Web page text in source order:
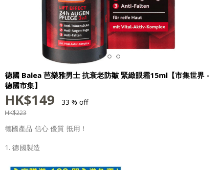
德國 Balea 芭樂雅男士 抗衰老防皺 緊緻眼霜15ml【市集世界 -
德國市集】
HK$149 33 % off
HK$223
德國產品 信心 優質 抵用！
1. 德國製造